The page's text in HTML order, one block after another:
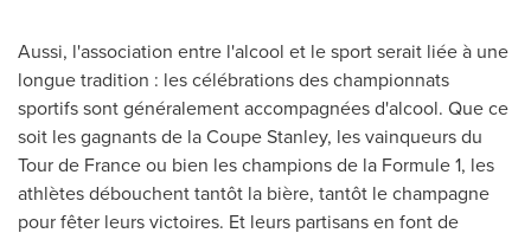
Aussi, l'association entre l'alcool et le sport serait liée à une
longue tradition : les célébrations des championnats
sportifs sont généralement accompagnées d'alcool. Que ce
soit les gagnants de la Coupe Stanley, les vainqueurs du
Tour de France ou bien les champions de la Formule 1, les
athlètes débouchent tantôt la bière, tantôt le champagne
pour fêter leurs victoires. Et leurs partisans en font de